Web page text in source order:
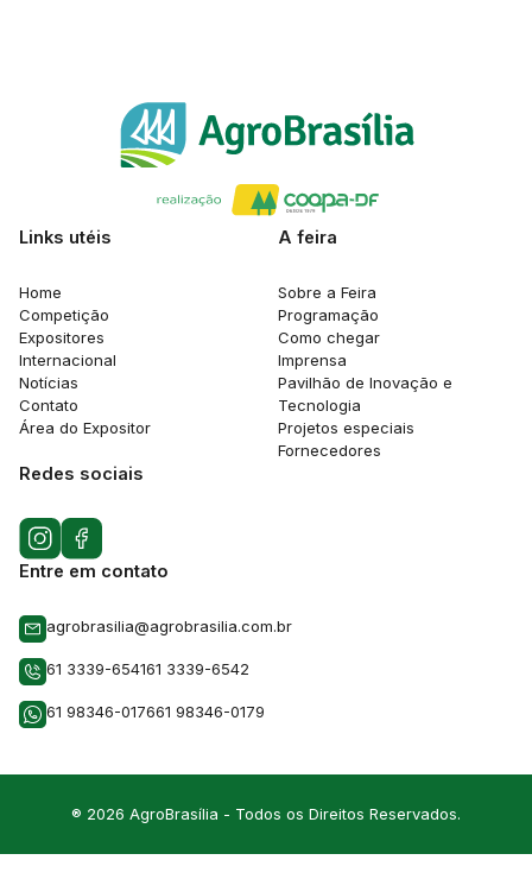
Links utéis
Home
Competição
Expositores
Internacional
Notícias
Contato
Área do Expositor
A feira
Sobre a Feira
Programação
Como chegar
Imprensa
Pavilhão de Inovação e
Tecnologia
Projetos especiais
Fornecedores
Redes sociais
Entre em contato
agrobrasilia@agrobrasilia.com.br
61 3339-654161 3339-6542
61 98346-017661 98346-0179
® 2026 AgroBrasília - Todos os Direitos Reservados.